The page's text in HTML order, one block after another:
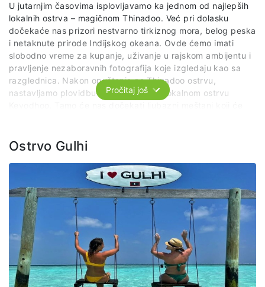
U jutarnjim časovima isplovljavamo ka jednom od najlepših
lokalnih ostrva – magičnom Thinadoo. Već pri dolasku
dočekaće nas prizori nestvarno tirkiznog mora, belog peska
i netaknute prirode Indijskog okeana. Ovde ćemo imati
slobodno vreme za kupanje, uživanje u rajskom ambijentu i
pravljenje nezaboravnih fotografija koje izgledaju kao sa
razglednica. Nakon opuštanja na Thinadoo ostrvu,
nastavljamo plovidbu ka autentičnom lokalnom ostrvu
ručka imaćemo još malo slobodnog vremena za šetnju i
Mafušiju.
Paket uključuje:organizovani prevoz po predviđenom
itinereru, ručak.
Pročitaj još
Ostrvo Gulhi